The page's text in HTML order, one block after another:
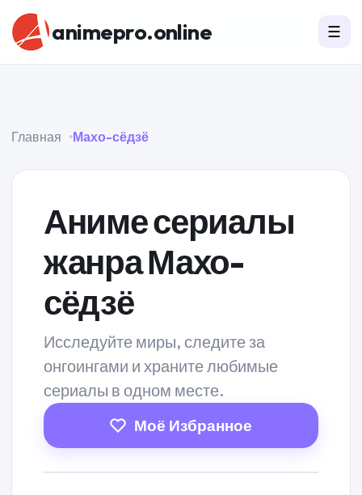
animepro.online ☰
Главная Махо-сёдзё
Аниме сериалы
жанра Махо-
сёдзё
Исследуйте миры, следите за
онгоингами и храните любимые
сериалы в одном месте.
Моё Избранное